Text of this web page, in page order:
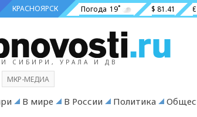
КРАСНОЯРСК Погода 19˚ $ 81.41
СИБИРИ, УРАЛА И ДВ
МКР-МЕДИА
В мире В России Политика